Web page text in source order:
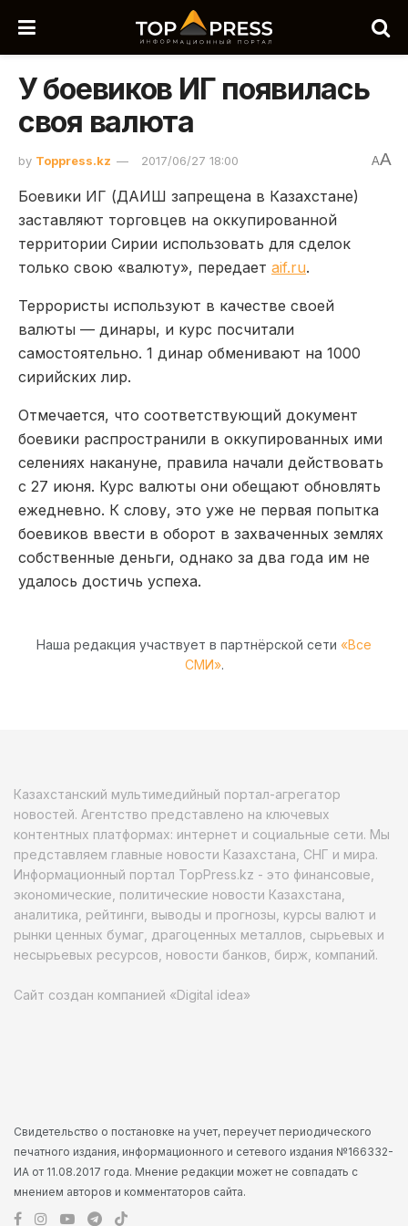
У боевиков ИГ появилась
своя валюта
by Toppress.kz 2017/06/27 18:00 AA
Боевики ИГ (ДАИШ запрещена в Казахстане)
заставляют торговцев на оккупированной
территории Сирии использовать для сделок
только свою «валюту», передает aif.ru.
Террористы используют в качестве своей
валюты — динары, и курс посчитали
самостоятельно. 1 динар обменивают на 1000
сирийских лир.
Отмечается, что соответствующий документ
боевики распространили в оккупированных ими
селениях накануне, правила начали действовать
с 27 июня. Курс валюты они обещают обновлять
ежедневно. К слову, это уже не первая попытка
боевиков ввести в оборот в захваченных землях
собственные деньги, однако за два года им не
удалось достичь успеха.
Наша редакция участвует в партнёрской сети «Все
СМИ».
Казахстанский мультимедийный портал-агрегатор
новостей. Агентство представлено на ключевых
контентных платформах: интернет и социальные сети. Мы
представляем главные новости Казахстана, СНГ и мира.
Информационный портал TopPress.kz - это финансовые,
экономические, политические новости Казахстана,
аналитика, рейтинги, выводы и прогнозы, курсы валют и
рынки ценных бумаг, драгоценных металлов, сырьевых и
несырьевых ресурсов, новости банков, бирж, компаний.
Сайт создан компанией «Digital idea»
Свидетельство о постановке на учет, переучет периодического
печатного издания, информационного и сетевого издания №166332-
ИА от 11.08.2017 года. Мнение редакции может не совпадать с
мнением авторов и комментаторов сайта.